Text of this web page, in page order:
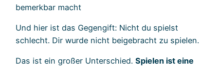
bemerkbar macht
Und hier ist das Gegengift: Nicht du spielst
schlecht. Dir wurde nicht beigebracht zu spielen.
Das ist ein großer Unterschied. Spielen ist eine